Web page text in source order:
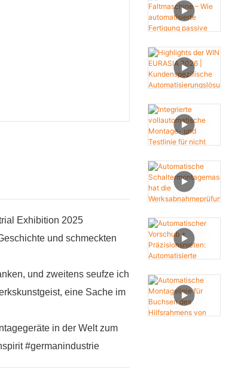
Exhibition 2025
und schmeckten
und zweitens seufze ich
eine Sache im
in der Welt zum
#germanindustrie